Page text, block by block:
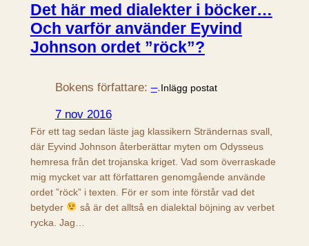
Det här med dialekter i böcker…
Och varför använder Eyvind
Johnson ordet ”röck”?
Bokens författare: –.Inlägg postat
7 nov 2016
För ett tag sedan läste jag klassikern Strändernas svall,
där Eyvind Johnson återberättar myten om Odysseus
hemresa från det trojanska kriget. Vad som överraskade
mig mycket var att författaren genomgående använde
ordet ”röck” i texten. För er som inte förstår vad det
betyder
så är det alltså en dialektal böjning av verbet
rycka. Jag…